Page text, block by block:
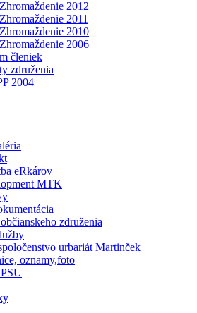
Zhromaždenie 2012
Zhromaždenie 2011
Zhromaždenie 2010
Zhromaždenie 2006
členiek
združenia
2004
eRkárov
MTK
združenia
urbariát Martinček
oznamy,foto